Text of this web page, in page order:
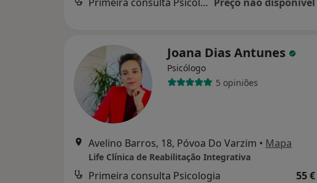
Joana Dias Antunes
Psicólogo
5 opiniões
Avelino Barros, 18, Póvoa Do Varzim • Mapa
Life Clínica de Reabilitação Integrativa
Primeira consulta Psicologia 55 €